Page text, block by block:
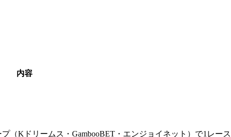
内容
（Kドリームス・GambooBET・エンジョイネット）で1レー